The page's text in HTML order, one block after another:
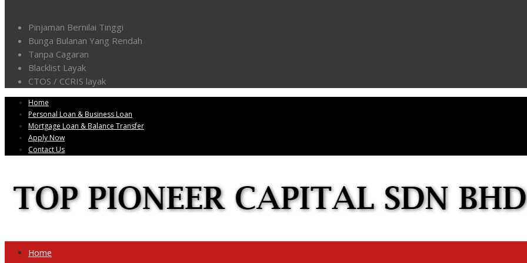
Pinjaman Bernilai Tinggi
Bunga Bulanan Yang Rendah
Tanpa Cagaran
Blacklist Layak
CTOS / CCRIS layak
Home
Personal Loan & Business Loan
Mortgage Loan & Balance Transfer
Apply Now
Contact Us
Home